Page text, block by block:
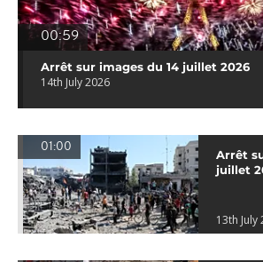
00:59
Arrêt sur images du 14 juillet 2026
14th July 2026
01:00
Arrêt
juillet
13th July